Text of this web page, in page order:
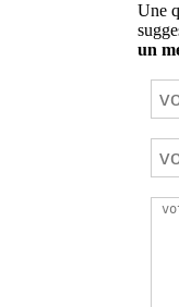
Une
un